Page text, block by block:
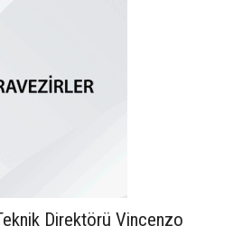
Direktörü Vincenzo